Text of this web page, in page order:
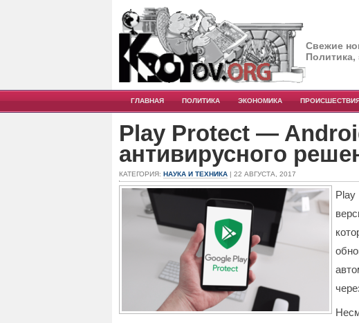
Свежие
Политика,
ГЛАВНАЯ ПОЛИТИКА ЭКОНОМИКА
Play Protect —
антивирусного
КАТЕГОРИЯ: НАУКА И ТЕХНИКА | 22 АВГУСТА, 2017
Play